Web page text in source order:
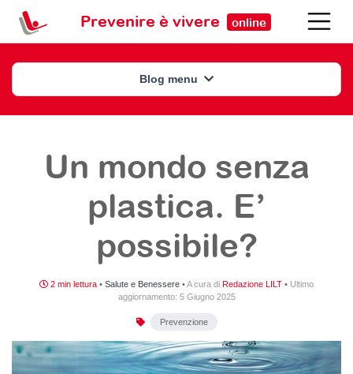
Prevenire è vivere online
Blog menu
Un mondo senza
plastica. E’
possibile?
2 min lettura • Salute e Benessere •A cura di Redazione LILT • Ultimo
aggiornamento: 5 Giugno 2025
Prevenzione